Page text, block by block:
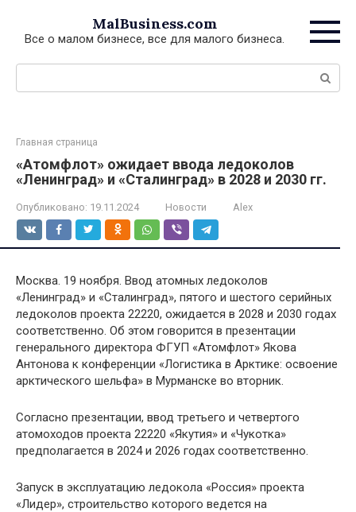
контенту
MalBusiness.com
Все о малом бизнесе, все для малого бизнеса.
Поиск:
Главная страница
«Атомфлот» ожидает ввода ледоколов
«Ленинград» и «Сталинград» в 2028 и 2030 гг.
Опубликовано: 19.11.2024 Новости Alex
Москва. 19 ноября. Ввод атомных ледоколов
«Ленинград» и «Сталинград», пятого и шестого серийных
ледоколов проекта 22220, ожидается в 2028 и 2030 годах
соответственно. Об этом говорится в презентации
генерального директора ФГУП «Атомфлот» Якова
Антонова к конференции «Логистика в Арктике: освоение
арктического шельфа» в Мурманске во вторник.
Согласно презентации, ввод третьего и четвертого
атомоходов проекта 22220 «Якутия» и «Чукотка»
предполагается в 2024 и 2026 годах соответственно.
Запуск в эксплуатацию ледокола «Россия» проекта
«Лидер», строительство которого ведется на